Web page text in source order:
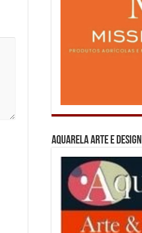
Aquarela Arte e Design